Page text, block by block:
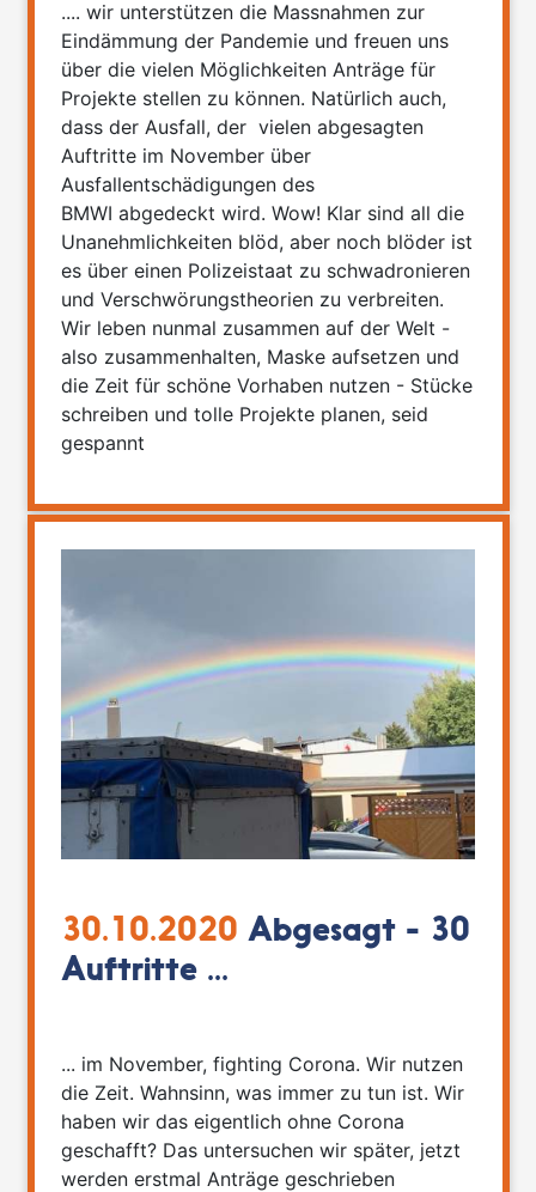
.... wir unterstützen die Massnahmen zur
Eindämmung der Pandemie und freuen uns
über die vielen Möglichkeiten Anträge für
Projekte stellen zu können. Natürlich auch,
dass der Ausfall, der vielen abgesagten
Auftritte im November über
Ausfallentschädigungen des
BMWI abgedeckt wird. Wow! Klar sind all die
Unanehmlichkeiten blöd, aber noch blöder ist
es über einen Polizeistaat zu schwadronieren
und Verschwörungstheorien zu verbreiten.
Wir leben nunmal zusammen auf der Welt -
also zusammenhalten, Maske aufsetzen und
die Zeit für schöne Vorhaben nutzen - Stücke
schreiben und tolle Projekte planen, seid
gespannt
30.10.2020 Abgesagt - 30
Auftritte ...
... im November, fighting Corona. Wir nutzen
die Zeit. Wahnsinn, was immer zu tun ist. Wir
haben wir das eigentlich ohne Corona
geschafft? Das untersuchen wir später, jetzt
werden erstmal Anträge geschrieben